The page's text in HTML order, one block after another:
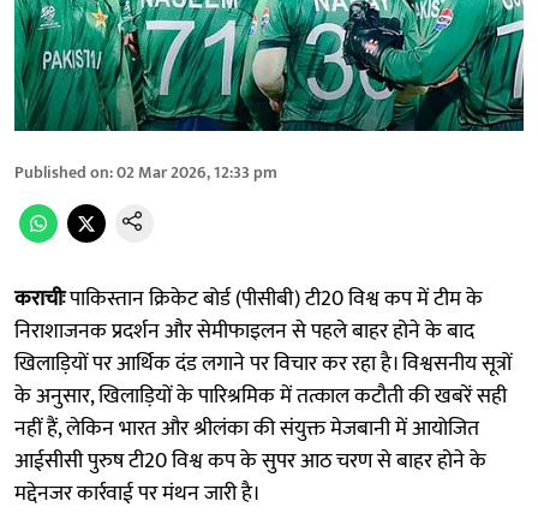
Published on:02 Mar 2026, 12:33 pm
कराचीःपाकिस्तान क्रिकेट बोर्ड (पीसीबी) टी20 विश्व कप में टीम के
निराशाजनक प्रदर्शन और सेमीफाइलन से पहले बाहर होने के बाद
खिलाड़ियों पर आर्थिक दंड लगाने पर विचार कर रहा है। विश्वसनीय सूत्रों
के अनुसार, खिलाड़ियों के पारिश्रमिक में तत्काल कटौती की खबरें सही
नहीं हैं, लेकिन भारत और श्रीलंका की संयुक्त मेजबानी में आयोजित
आईसीसी पुरुष टी20 विश्व कप के सुपर आठ चरण से बाहर होने के
मद्देनजर कार्रवाई पर मंथन जारी है।